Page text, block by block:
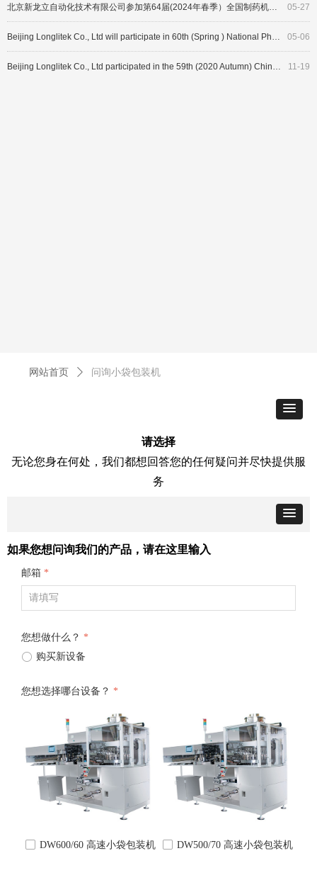
05-27
05-06
11-19
网站首页 ꄲ 问询小袋包装机
请选择
无论您身在何处，我们都想回答您的任何疑问并尽快提供服
务
邮箱 *
您想做什么？ *
ꀐ 购买新设备
您想选择哪台设备？ *
넁 DW600/60 高速小袋包装机 넁 DW500/70 高速小袋包装机
如果您想问询我们的产品，请在这里输入